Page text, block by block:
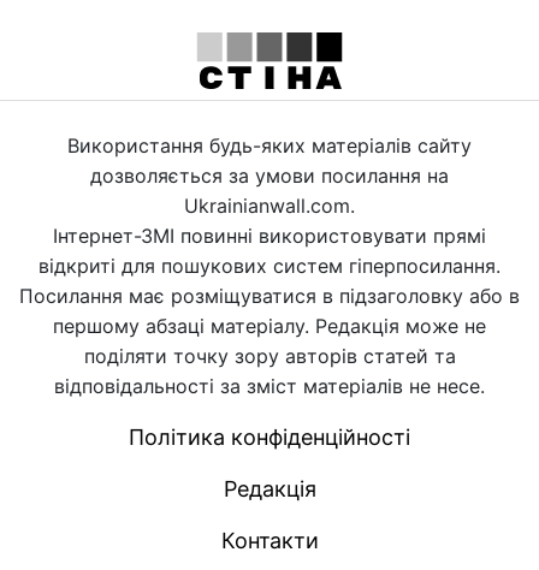
Використання будь-яких матеріалів сайту
дозволяється за умови посилання на
Ukrainianwall.com.
Інтернет-ЗМІ повинні використовувати прямі
відкриті для пошукових систем гіперпосилання.
Посилання має розміщуватися в підзаголовку або в
першому абзаці матеріалу. Редакція може не
поділяти точку зору авторів статей та
відповідальності за зміст матеріалів не несе.
Політика конфіденційності
Редакція
Контакти